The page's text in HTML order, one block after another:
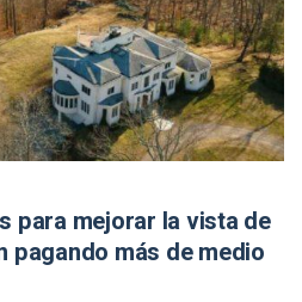
para mejorar la vista de
pagando más de medio